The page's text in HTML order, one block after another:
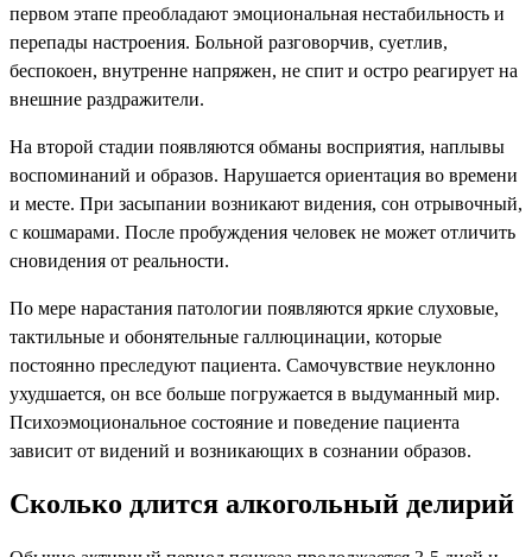
первом этапе преобладают эмоциональная нестабильность и
перепады настроения. Больной разговорчив, суетлив,
беспокоен, внутренне напряжен, не спит и остро реагирует на
внешние раздражители.
На второй стадии появляются обманы восприятия, наплывы
воспоминаний и образов. Нарушается ориентация во времени
и месте. При засыпании возникают видения, сон отрывочный,
с кошмарами. После пробуждения человек не может отличить
сновидения от реальности.
По мере нарастания патологии появляются яркие слуховые,
тактильные и обонятельные галлюцинации, которые
постоянно преследуют пациента. Самочувствие неуклонно
ухудшается, он все больше погружается в выдуманный мир.
Психоэмоциональное состояние и поведение пациента
зависит от видений и возникающих в сознании образов.
Сколько длится алкогольный делирий